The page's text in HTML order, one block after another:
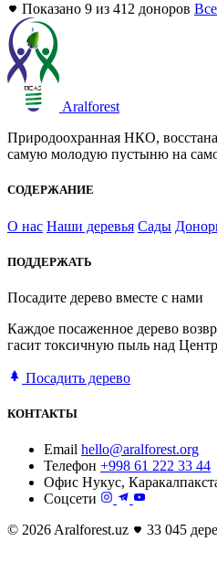
Показано 9 из 412 доноров
Aralforest
Природоохранная НКО,
самую молодую пустыню на
СОДЕРЖАНИЕ
О нас Наши деревья Сады
ПОДДЕРЖАТЬ
Посадите дерево вместе с нами
Каждое посаженное дерево
гасит токсичную пыль над
Посадить дерево
КОНТАКТЫ
Email hello@aralforest.org
Телефон +998 61 222 33 44
Офис Нукус,
Соцсети
© 2026 Aralforest.uz
33 045